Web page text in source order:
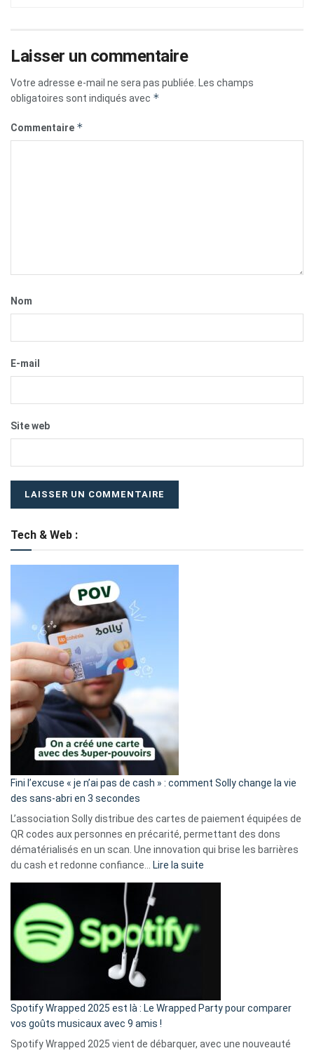
Laisser un commentaire
Votre adresse e-mail ne sera pas publiée.
Les champs
obligatoires sont indiqués avec *
Commentaire *
Nom
E-mail
Site web
Tech & Web :
Fini l’excuse « je n’ai pas de cash » : comment Solly change la vie
des sans-abri en 3 secondes
L’association Solly distribue des cartes de paiement équipées de
QR codes aux personnes en précarité, permettant des dons
dématérialisés en un scan. Une innovation qui brise les barrières
du cash et redonne confiance…
Lire la suite
»
Solly
Spotify Wrapped 2025 est là : Le Wrapped Party pour comparer
vos goûts musicaux avec 9 amis !
Spotify Wrapped 2025 vient de débarquer, avec une nouveauté